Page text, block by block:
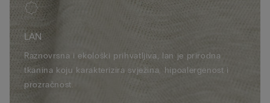
LAN
Raznovrsna i ekološki prihvatljiva, lan je prirodna
tkanina koju karakterizira svježina, hipoalergenost i
prozračnost.